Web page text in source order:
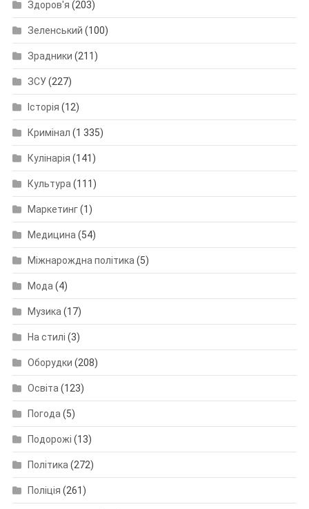
Здоров'я (203)
Зеленський (100)
Зрадники (211)
ЗСУ(227)
Історія (12)
Кримінал (1 335)
Кулінарія (141)
Культура (111)
Маркетинг(1)
Медицина (54)
Міжнарождна політика (5)
Мода (4)
Музика (17)
На стилі (3)
Оборудки (208)
Освіта (123)
Погода (5)
Подорожі (13)
Політика (272)
Поліція (261)